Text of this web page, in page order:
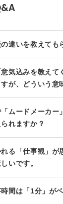
違いを教えても
気込みを教えて
が、どういう意
ムードメーカー
れますか？
る「仕事観」が
いです。
間は「1分」が